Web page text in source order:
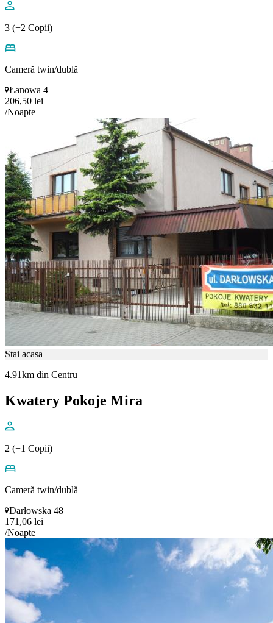
3 (+2 Copii)
Cameră twin/dublă
Łanowa 4
206,50 lei
/Noapte
Stai acasa
4.91km din Centru
Kwatery Pokoje Mira
2 (+1 Copii)
Cameră twin/dublă
Darłowska 48
171,06 lei
/Noapte